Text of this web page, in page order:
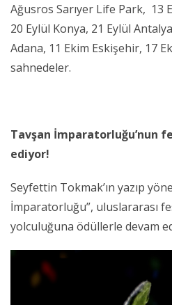
Ağusros Sarıyer Life Park, 13
20 Eylül Konya, 21 Eylül
Adana, 11 Ekim Eskişehir, 17
sahnedeler.
Tavşan İmparatorluğu’nun
ediyor!
Seyfettin Tokmak’ın yazıp
İmparatorluğu”, uluslararası
yolculuğuna ödüllerle devam